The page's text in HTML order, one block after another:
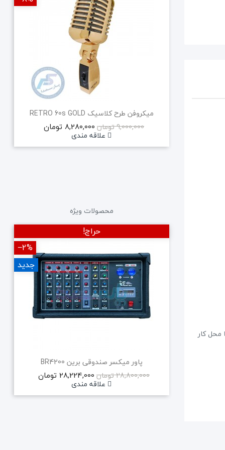
محل کار
میکروفن طرح کلاسیک RETRO 60s GOLD
9,000,000 تومان
8,280,000 تومان
علاقه مندی
محصولات ویژه
پاور میکسر صندوقی برین BR4200
28,800,000 تومان
28,224,000 تومان
علاقه مندی
حراج!
‎−2%
جدید